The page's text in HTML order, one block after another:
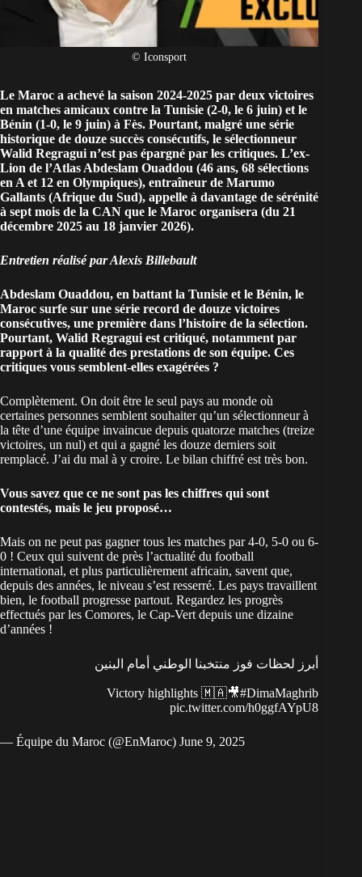
© Iconsport
Le Maroc a achevé la saison 2024-2025 par deux victoires
en matches amicaux contre la Tunisie (2-0, le 6 juin) et le
Bénin (1-0, le 9 juin) à Fès. Pourtant, malgré une série
historique de douze succès consécutifs, le sélectionneur
Walid Regragui n’est pas épargné par les critiques. L’ex-
Lion de l’Atlas Abdeslam Ouaddou (46 ans, 68 sélections
en A et 12 en Olympiques), entraîneur de Marumo
Gallants (Afrique du Sud), appelle à davantage de sérénité
à sept mois de la CAN que le Maroc organisera (du 21
décembre 2025 au 18 janvier 2026).
Entretien réalisé par Alexis Billebault
Abdeslam Ouaddou, en battant la Tunisie et le Bénin, le
Maroc surfe sur une série record de douze victoires
consécutives, une première dans l’histoire de la sélection.
Pourtant, Walid Regragui est critiqué, notamment par
rapport à la qualité des prestations de son équipe. Ces
critiques vous semblent-elles exagérées ?
Complètement. On doit être le seul pays au monde où
certaines personnes semblent souhaiter qu’un sélectionneur à
la tête d’une équipe invaincue depuis quatorze matches (treize
victoires, un nul) et qui a gagné les douze derniers soit
remplacé. J’ai du mal à y croire. Le bilan chiffré est très bon.
Vous savez que ce ne sont pas les chiffres qui sont
contestés, mais le jeu proposé…
Mais on ne peut pas gagner tous les matches par 4-0, 5-0 ou 6-
0 ! Ceux qui suivent de près l’actualité du football
international, et plus particulièrement africain, savent que,
depuis des années, le niveau s’est resserré. Les pays travaillent
bien, le football progresse partout. Regardez les progrès
effectués par les Comores, le Cap-Vert depuis une dizaine
d’années !
أبرز لحظات فوز منتخبنا الوطني أمام البنين
Victory highlights 🇲🇦🎥#DimaMaghrib
pic.twitter.com/h0ggfAYpU8
— Équipe du Maroc (@EnMaroc) June 9, 2025